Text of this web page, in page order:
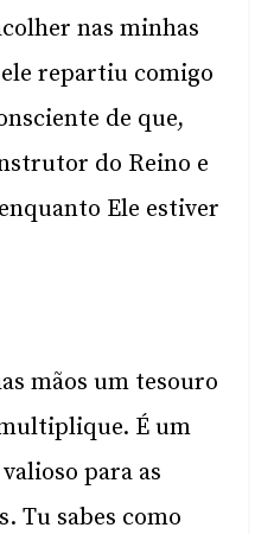
nas minhas
repartiu comigo
de que,
do Reino e
Ele estiver
mãos um tesouro
É um
para as
Tu sabes como